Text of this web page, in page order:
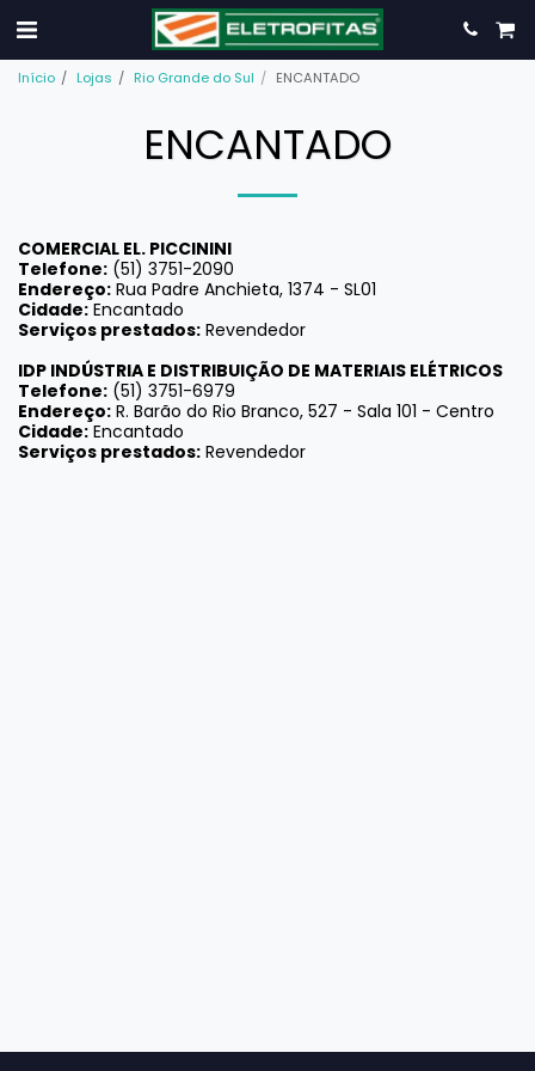
Início Lojas Rio Grande do Sul ENCANTADO
ENCANTADO
COMERCIAL EL. PICCININI
Telefone: (51) 3751-2090
Endereço: Rua Padre Anchieta, 1374 - SL01
Cidade: Encantado
Serviços prestados: Revendedor
IDP INDÚSTRIA E DISTRIBUIÇÃO DE MATERIAIS ELÉTRICOS
Telefone: (51) 3751-6979
Endereço: R. Barão do Rio Branco, 527 - Sala 101 - Centro
Cidade: Encantado
Serviços prestados: Revendedor